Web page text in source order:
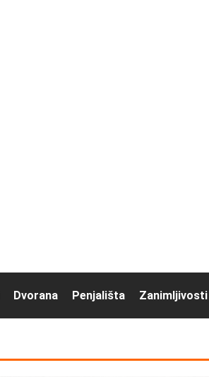
Dvorana Penjališta Zanimljivosti